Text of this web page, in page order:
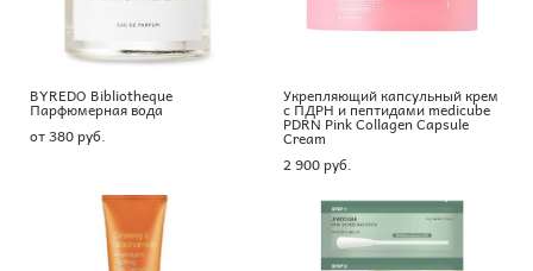
BYREDO Bibliotheque
Парфюмерная вода
от 380 pуб.
Укрепляющий капсульный крем
с ПДРН и пептидами medicube
PDRN Pink Collagen Capsule
Cream
2 900 pуб.